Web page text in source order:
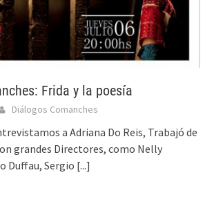
Frida y la poesía
Diálogos Comanches
a Adriana Do Reis, Trabajó de
grandes Directores, como Nelly
Duffau, Sergio [...]